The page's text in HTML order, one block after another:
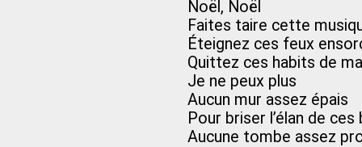
Noël, Noël
Faites taire cette
Éteignez ces feux
Quittez ces habits de
Je ne peux plus
Aucun mur assez épais
Pour briser l’élan de ces
Aucune tombe assez